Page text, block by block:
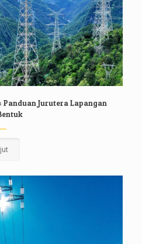
Panduan Jurutera Lapangan